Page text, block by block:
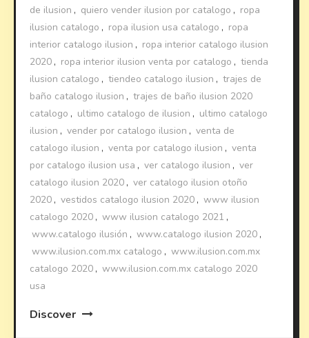
de ilusion , quiero vender ilusion por catalogo , ropa
ilusion catalogo , ropa ilusion usa catalogo , ropa
interior catalogo ilusion , ropa interior catalogo ilusion
2020 , ropa interior ilusion venta por catalogo , tienda
ilusion catalogo , tiendeo catalogo ilusion , trajes de
baño catalogo ilusion , trajes de baño ilusion 2020
catalogo , ultimo catalogo de ilusion , ultimo catalogo
ilusion , vender por catalogo ilusion , venta de
catalogo ilusion , venta por catalogo ilusion , venta
por catalogo ilusion usa , ver catalogo ilusion , ver
catalogo ilusion 2020 , ver catalogo ilusion otoño
2020 , vestidos catalogo ilusion 2020 , www ilusion
catalogo 2020 , www ilusion catalogo 2021 ,
www.catalogo ilusión , www.catalogo ilusion 2020 ,
www.ilusion.com.mx catalogo , www.ilusion.com.mx
catalogo 2020 , www.ilusion.com.mx catalogo 2020
usa
Discover